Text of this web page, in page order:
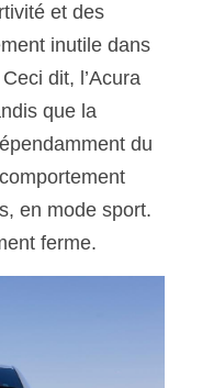
et des
inutile dans
dit, l’Acura
que la
du
en mode sport.
ferme.